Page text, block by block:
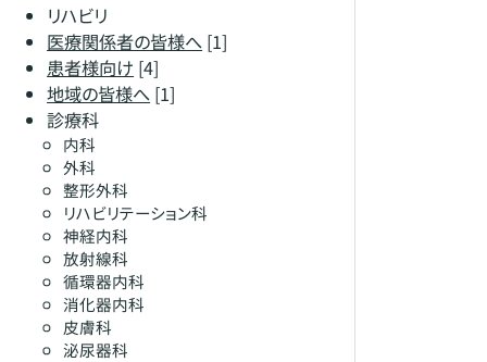
リハビリ
医療関係者の皆様へ [1]
患者様向け [4]
地域の皆様へ [1]
診療科
内科
外科
整形外科
リハビリテーション科
神経内科
放射線科
循環器内科
消化器内科
皮膚科
泌尿器科